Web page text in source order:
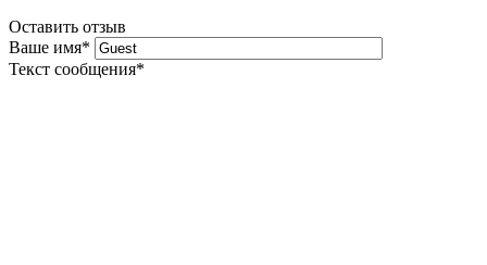
Оставить отзыв
Ваше имя*
Текст сообщения*